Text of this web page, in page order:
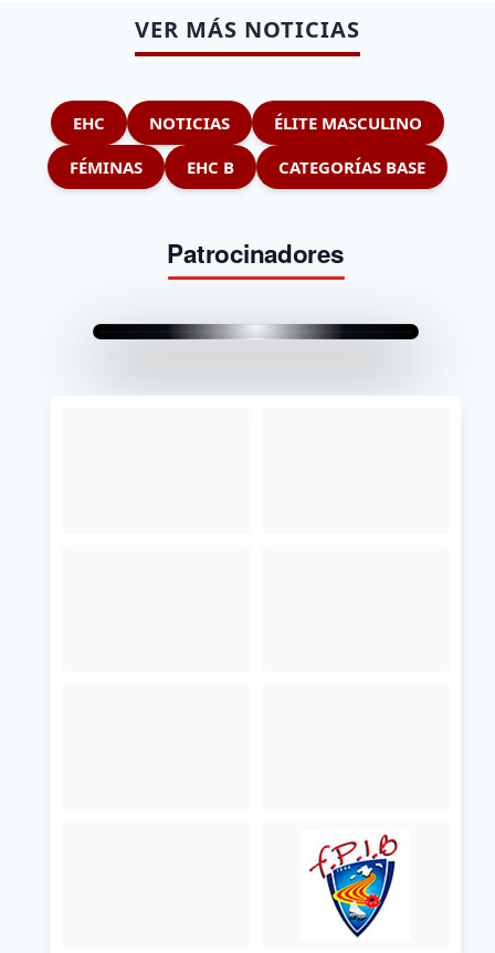
VER MÁS NOTICIAS
EHC NOTICIAS
ÉLITE MASCULINO
FÉMINAS
EHC B CATEGORÍAS BASE
Patrocinadores